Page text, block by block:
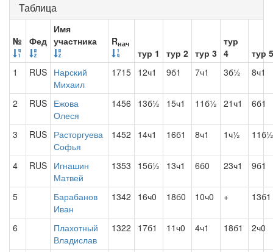
Таблица
№ Фед
Имя
участника
Rнач
тур 1 тур 2 тур 3
тур
4
тур 5
1
RUS Нарский
Михаил
1715 12ч1 9б1 7ч1 3б½ 8ч1
2 RUS Ежова
Олеся
1456 13б½ 15ч1 11б½ 21ч1 6б1
3 RUS Расторгуева
Софья
1452 14ч1 16б1 8ч1 1ч½ 11б½
4 RUS Игнашин
Матвей
1353 15б½ 13ч1 6б0 23ч1 9б1
5
Барабанов
Иван
1342 16ч0 18б0 10ч0 + 13б1
6
Плахотный
Владислав
1322 17б1 11ч0 4ч1 18б1 2ч0